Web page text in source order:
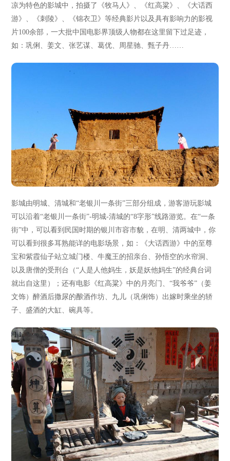
凉为特色的影城中，拍摄了《牧马人》、《红高粱》、《大话西
游》、《刺陵》、《锦衣卫》等经典影片以及具有影响力的影视
片100余部，一大批中国电影界顶级人物都在这里留下过足迹，
如：巩俐、姜文、张艺谋、葛优、周星驰、甄子丹……
影城由明城、清城和“老银川一条街”三部分组成，游客游玩影城
可以沿着“老银川一条街”-明城-清城的“8字形”线路游览。在“一条
街”中，可以看到民国时期的银川市容市貌，在明、清两城中，你
可以看到很多耳熟能详的电影场景，如：《大话西游》中的至尊
宝和紫霞仙子站立城门楼、牛魔王的招亲台、孙悟空的水帘洞、
以及唐僧的受刑台（“人是人他妈生，妖是妖他妈生”的经典台词
就出自这里）；还有电影《红高粱》中的月亮门、“我爷爷”（姜
文饰）醉酒后撒尿的酿酒作坊、九儿（巩俐饰）出嫁时乘坐的轿
子、盛酒的大缸、碗具等。